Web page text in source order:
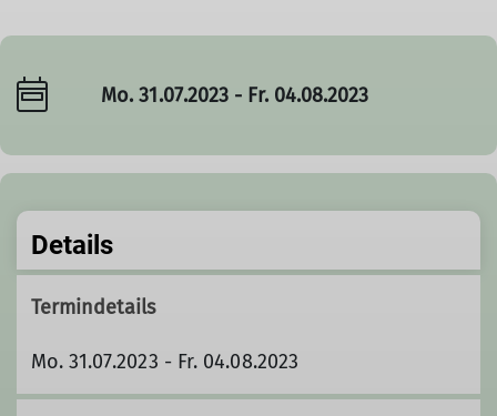
Mo. 31.07.2023 - Fr. 04.08.2023
Details
Termindetails
Mo. 31.07.2023 - Fr. 04.08.2023